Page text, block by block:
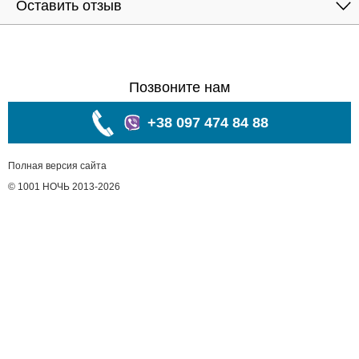
Оставить отзыв
Позвоните нам
+38 097 474 84 88
Полная версия сайта
© 1001 НОЧЬ 2013-2026